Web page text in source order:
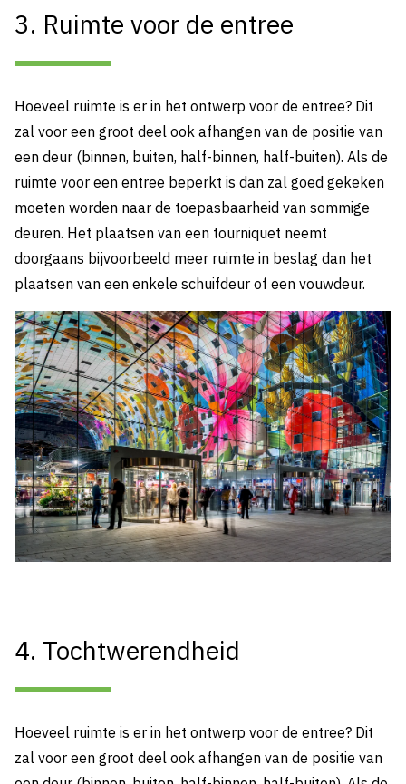
3. Ruimte voor de entree
Hoeveel ruimte is er in het ontwerp voor de entree? Dit
zal voor een groot deel ook afhangen van de positie van
een deur (binnen, buiten, half-binnen, half-buiten). Als de
ruimte voor een entree beperkt is dan zal goed gekeken
moeten worden naar de toepasbaarheid van sommige
deuren. Het plaatsen van een tourniquet neemt
doorgaans bijvoorbeeld meer ruimte in beslag dan het
plaatsen van een enkele schuifdeur of een vouwdeur.
4. Tochtwerendheid
Hoeveel ruimte is er in het ontwerp voor de entree? Dit
zal voor een groot deel ook afhangen van de positie van